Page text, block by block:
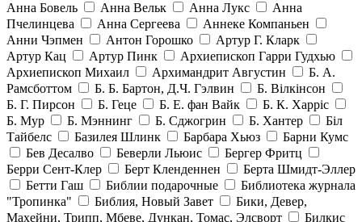
Анна Бовель
Анна Вельк Анна Лукс
Анна
Пчелинцева
Анна Сергеева
Аннеке Компаньен
Анни Чэпмен
Антон Горошко
Артур Г. Кларк
Артур Кац
Артур Пинк
Архиепископ Гарри Гудхью
Архиепископ Михаил
Архимандрит Августин
Б. А.
Рамсботтом
Б. Б. Бартон, Д.Ч. Гэлвин
Б. Вілкінсон
Б. Г. Пирсон
Б. Геце Б. Е. фан Вайк
Б. К. Харріс
Б. Мур
Б. Мэннинг Б. Сджогрин Б. Хантер
Біл
Тайбелс
Базилея Шлинк Барбара Хьюз
Барни Кумс
Бев Десалво
Беверли Льюис
Бергер Фритц
Берри Сент-Клер
Берт Кленденнен
Берта Шмидт-Эллер
Бетти Гаш
Библии подарочные
Библиотека журнала
"Тропинка"
Библия, Новый Завет
Бики, Девер,
Махейни, Трипп, Мбеве, Дункан, Томас, Элсворт
Билкис